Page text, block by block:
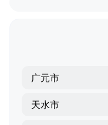
广元市
天水市